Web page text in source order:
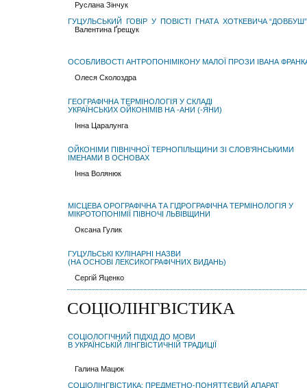
Руслана Зінчук
ГУЦУЛЬСЬКИЙ ГОВІР У ПОВІСТІ ГНАТА ХОТКЕВИЧА “ДОВБУШ”
Валентина Ґрещук
ОСОБЛИВОСТІ АНТРОПОНІМІКОНУ МАЛОЇ ПРОЗИ ІВАНА
Олеся Сколоздра
ГЕОГРАФІЧНА ТЕРМІНОЛОГІЯ У СКЛАДІ
УКРАЇНСЬКИХ ОЙКОНІМІВ НА -АНИ (-ЯНИ)
Інна Царалунга
ОЙКОНІМИ ПІВНІЧНОЇ ТЕРНОПІЛЬЩИНИ ЗІ СЛОВ’ЯНСЬКИМИ
ІМЕНАМИ В ОСНОВАХ
Інна Волянюк
МІСЦЕВА ОРОГРАФІЧНА ТА ГІДРОГРАФІЧНА ТЕРМІНОЛОГІЯ У
МІКРОТОПОНІМІЇ ПІВНОЧІ ЛЬВІВЩИНИ
Оксана Гулик
ГУЦУЛЬСЬКІ КУЛІНАРНІ НАЗВИ
(НА ОСНОВІ ЛЕКСИКОГРАФІЧНИХ ВИДАНЬ)
Сергій Яценко
СОЦІОЛІНГВІСТИКА
СОЦІОЛОГІЧНИЙ ПІДХІД ДО МОВИ
В УКРАЇНСЬКІЙ ЛІНГВІСТИЧНІЙ ТРАДИЦІЇ
Галина Мацюк
СОЦІОЛІНГВІСТИКА: ПРЕДМЕТНО-ПОНЯТТЄВИЙ АПАРАТ